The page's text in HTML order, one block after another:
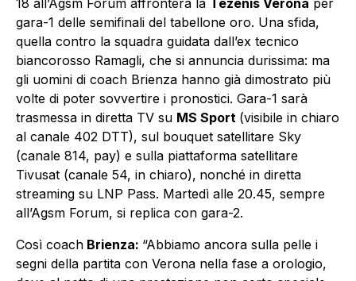
gara-1 delle semifinali del tabellone oro. Una sfida,
quella contro la squadra guidata dall’ex tecnico
biancorosso Ramagli, che si annuncia durissima: ma
gli uomini di coach Brienza hanno già dimostrato più
volte di poter sovvertire i pronostici. Gara-1 sarà
trasmessa in diretta TV su MS Sport (visibile in chiaro
al canale 402 DTT), sul bouquet satellitare Sky
(canale 814, pay) e sulla piattaforma satellitare
Tivusat (canale 54, in chiaro), nonché in diretta
streaming su LNP Pass. Martedì alle 20.45, sempre
all’Agsm Forum, si replica con gara-2.
Così coach Brienza: “Abbiamo ancora sulla pelle i
segni della partita con Verona nella fase a orologio,